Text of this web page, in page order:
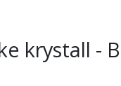
krystall -